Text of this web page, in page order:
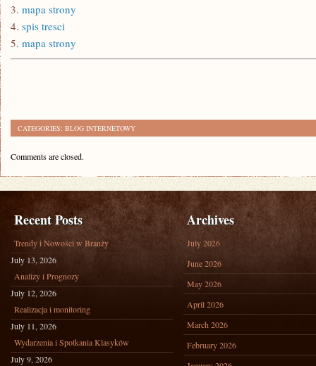
3. mapa strony
4. spis tresci
5. mapa strony
CATEGORIES: BLOG INTERNETOWY
Comments are closed.
Recent Posts
Trendy i Nowości w Branży
July 13, 2026
Analizy i Prognozy
July 12, 2026
Realizacja i monitoring
July 11, 2026
Wydarzenia i Spotkania Klasyków
July 9, 2026
Archives
July 2026
June 2026
May 2026
April 2026
March 2026
February 2026